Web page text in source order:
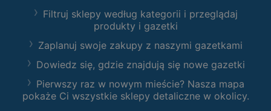
Filtruj sklepy według kategorii i przeglądaj
produkty i gazetki
Zaplanuj swoje zakupy z naszymi gazetkami
Dowiedz się, gdzie znajdują się nowe gazetki
Pierwszy raz w nowym mieście? Nasza mapa
pokaże Ci wszystkie sklepy detaliczne w okolicy.